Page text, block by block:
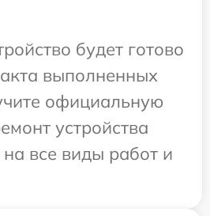
будет готово
выполненных
официальную
устройства
все виды работ и